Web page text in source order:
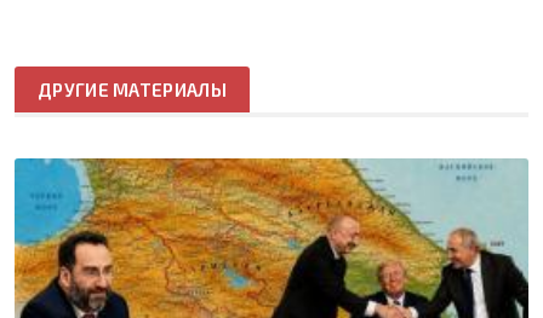
ДРУГИЕ МАТЕРИАЛЫ